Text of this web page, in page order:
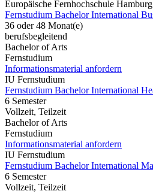
Europäische Fernhochschule Hamburg
Fernstudium Bachelor International
36 oder 48 Monat(e)
berufsbegleitend
Bachelor of Arts
Fernstudium
Informationsmaterial anfordern
IU Fernstudium
Fernstudium Bachelor International
6 Semester
Vollzeit, Teilzeit
Bachelor of Arts
Fernstudium
Informationsmaterial anfordern
IU Fernstudium
Fernstudium Bachelor International
6 Semester
Vollzeit, Teilzeit